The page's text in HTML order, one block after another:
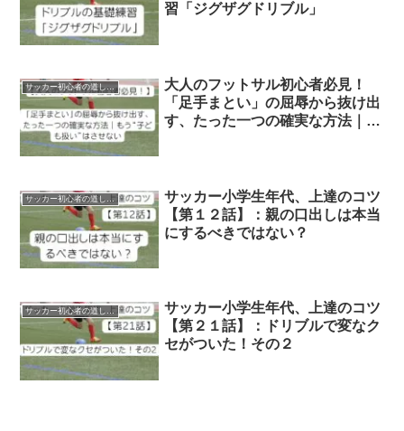
習「ジグザグドリブル」
サッカー初心者の道しるべ
大人のフットサル初心者必見！
「足手まとい」の屈辱から抜け出
す、たった一つの確実な方法｜も
サッカー小学生年代、上達のコツ
【第１２話】：親の口出しは本当
にするべきではない？
サッカー初心者の道しるべ
サッカー小学生年代、上達のコツ
【第２１話】：ドリブルで変なク
セがついた！その２